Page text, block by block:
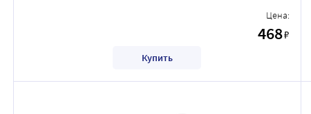
Цена:
468₽
Купить